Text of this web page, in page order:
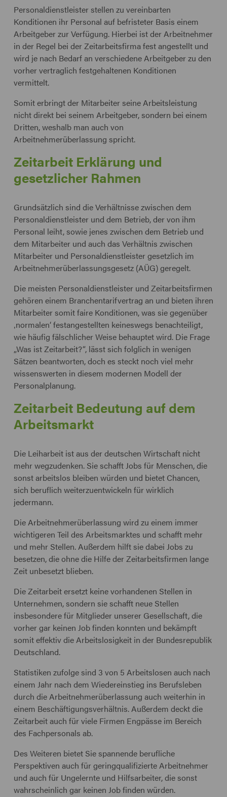
Personaldienstleister stellen zu vereinbarten
Konditionen ihr Personal auf befristeter Basis einem
Arbeitgeber zur Verfügung. Hierbei ist der Arbeitnehmer
in der Regel bei der Zeitarbeitsfirma fest angestellt und
wird je nach Bedarf an verschiedene Arbeitgeber zu den
vorher vertraglich festgehaltenen Konditionen
vermittelt.
Somit erbringt der Mitarbeiter seine Arbeitsleistung
nicht direkt bei seinem Arbeitgeber, sondern bei einem
Dritten, weshalb man auch von
Arbeitnehmerüberlassung spricht.
Zeitarbeit Erklärung und
gesetzlicher Rahmen
Grundsätzlich sind die Verhältnisse zwischen dem
Personaldienstleister und dem Betrieb, der von ihm
Personal leiht, sowie jenes zwischen dem Betrieb und
dem Mitarbeiter und auch das Verhältnis zwischen
Mitarbeiter und Personaldienstleister gesetzlich im
Arbeitnehmerüberlassungsgesetz (AÜG) geregelt.
Die meisten Personaldienstleister und Zeitarbeitsfirmen
gehören einem Branchentarifvertrag an und bieten ihren
Mitarbeiter somit faire Konditionen, was sie gegenüber
‚normalen‘ festangestellten keineswegs benachteiligt,
wie häufig fälschlicher Weise behauptet wird. Die Frage
„Was ist Zeitarbeit?“, lässt sich folglich in wenigen
Sätzen beantworten, doch es steckt noch viel mehr
wissenswerten in diesem modernen Modell der
Personalplanung.
Zeitarbeit Bedeutung auf dem
Arbeitsmarkt
Die Leiharbeit ist aus der deutschen Wirtschaft nicht
mehr wegzudenken. Sie schafft Jobs für Menschen, die
sonst arbeitslos bleiben würden und bietet Chancen,
sich beruflich weiterzuentwickeln für wirklich
jedermann.
Die Arbeitnehmerüberlassung wird zu einem immer
wichtigeren Teil des Arbeitsmarktes und schafft mehr
und mehr Stellen. Außerdem hilft sie dabei Jobs zu
besetzen, die ohne die Hilfe der Zeitarbeitsfirmen lange
Zeit unbesetzt blieben.
Die Zeitarbeit ersetzt keine vorhandenen Stellen in
Unternehmen, sondern sie schafft neue Stellen
insbesondere für Mitglieder unserer Gesellschaft, die
vorher gar keinen Job finden konnten und bekämpft
somit effektiv die Arbeitslosigkeit in der Bundesrepublik
Deutschland.
Statistiken zufolge sind 3 von 5 Arbeitslosen auch nach
einem Jahr nach dem Wiedereinstieg ins Berufsleben
durch die Arbeitnehmerüberlassung auch weiterhin in
einem Beschäftigungsverhältnis. Außerdem deckt die
Zeitarbeit auch für viele Firmen Engpässe im Bereich
des Fachpersonals ab.
Des Weiteren bietet Sie spannende berufliche
Perspektiven auch für geringqualifizierte Arbeitnehmer
und auch für Ungelernte und Hilfsarbeiter, die sonst
wahrscheinlich gar keinen Job finden würden.